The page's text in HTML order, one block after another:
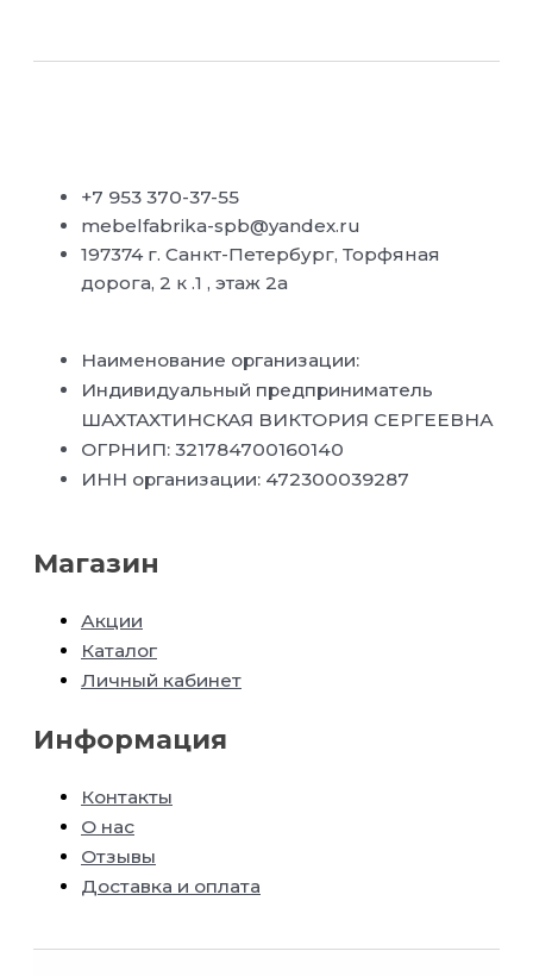
+7 953 370-37-55
mebelfabrika-spb@yandex.ru
197374 г. Санкт-Петербург, Торфяная
дорога, 2 к .1 , этаж 2а
Наименование организации:
Индивидуальный предприниматель
ШАХТАХТИНСКАЯ ВИКТОРИЯ СЕРГЕЕВНА
ОГРНИП: 321784700160140
ИНН организации: 472300039287
Магазин
Акции
Каталог
Личный кабинет
Информация
Контакты
О нас
Отзывы
Доставка и оплата